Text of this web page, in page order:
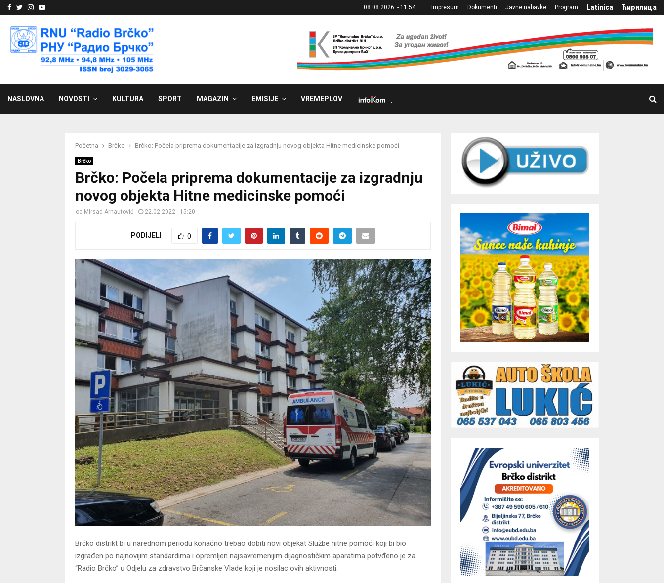
Facebook
Twitter
Instagram
Youtube 08.08.2026. - 11:54 Impresum Dokumenti Javne nabavke Program Latinica Ћирилица
NASLOVNA NOVOSTI KULTURA SPORT MAGAZIN EMISIJE VREMEPLOV
Početna Brčko Brčko: Počela priprema dokumentacije za izgradnju novog objekta Hitne medicinske pomoći
Brčko
Brčko: Počela priprema dokumentacije za izgradnju
novog objekta Hitne medicinske pomoći
od Mirsad Arnautović 22.02.2022 - 15:20
PODIJELI 0
Brčko distrikt bi u narednom periodu konačno trebao dobiti novi objekat Službe hitne pomoći koji bi bio
izgrađen po najnovijim standardima i opremljen najsavremenijim dijagnostičkim aparatima potvđeno je za
“Radio Brčko” u Odjelu za zdravstvo Brčanske Vlade koji je nosilac ovih aktivnosti.